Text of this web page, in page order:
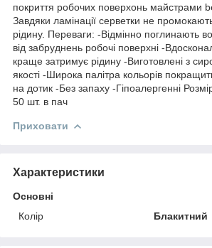
покриття робочих поверхонь майстрами
Завдяки ламінації серветки не
рідину. Переваги: -Відмінно поглинають
від забруднень робочі поверхні -
краще затримує рідину -Виготовлені з
якості -Широка палітра кольорів
на дотик -Без запаху -Гіпоалергенні
50 шт. в пач
Приховати
Характеристики
Основні
Колір
Блакитний